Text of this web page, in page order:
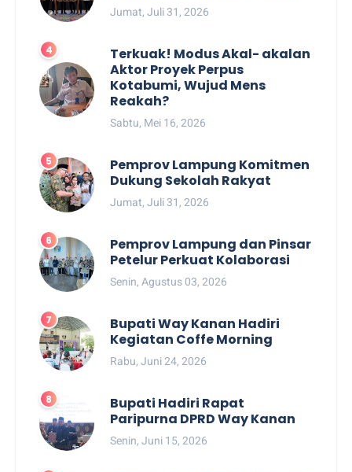
Jumat, Juli 31, 2026
Terkuak! Modus Akal- akalan
Aktor Proyek Perpus
Kotabumi, Wujud Mens
Reakah?
Sabtu, Mei 16, 2026
Pemprov Lampung Komitmen
Dukung Sekolah Rakyat
Jumat, Juli 31, 2026
Pemprov Lampung dan Pinsar
Petelur Perkuat Kolaborasi
Senin, Agustus 03, 2026
Bupati Way Kanan Hadiri
Kegiatan Coffe Morning
Rabu, Juni 24, 2026
Bupati Hadiri Rapat
Paripurna DPRD Way Kanan
Senin, Juni 15, 2026